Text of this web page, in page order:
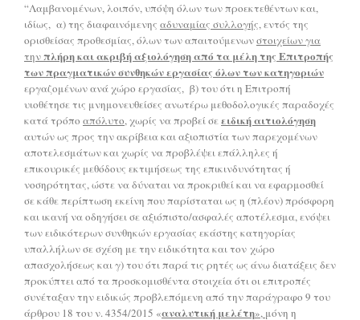
“Λαμβανομένων, λοιπόν, υπόψη όλων των προεκτεθέντων και,
ιδίως, α) της διαφαινόμενης αδυναμίας συλλογής, εντός της
ορισθείσας προθεσμίας, όλων των απαιτούμενωνστοιχείων για
τηνπλήρη και ακριβή αξιολόγηση από τα μέλη της Επιτροπής
των πραγματικών συνθηκών εργασίας όλων των κατηγοριών
εργαζομένων ανά χώρο εργασίας, β) του ότι η Επιτροπή
υιοθέτησε τις μνημονευθείσες ανωτέρω μεθοδολογικές παραδοχές
κατά τρόπο απόλυτο, χωρίς να προβεί σεειδική αιτιολόγηση
αυτών ως προς την ακρίβεια και αξιοπιστία των παρεχομένων
αποτελεσμάτων και χωρίς να προβλέψει επάλληλες ή
επικουρικές μεθόδους εκτιμήσεως της επικινδυνότητας ή
νοσηρότητας, ώστε να δύναται να προκριθεί και να εφαρμοσθεί
σε κάθε περίπτωση εκείνη που παρίσταται ως η (πλέον) πρόσφορη
και ικανή να οδηγήσει σε αξιόπιστο/ασφαλές αποτέλεσμα, ενόψει
των ειδικότερων συνθηκών εργασίας εκάστης κατηγορίας
υπαλλήλων σε σχέση με την ειδικότητα και τον χώρο
απασχολήσεως και γ) του ότι παρά τις ρητές ως άνω διατάξεις δεν
προκύπτει από τα προσκομισθέντα στοιχεία ότι οι επιτροπές
συνέταξαν την ειδικώς προβλεπόμενη από την παράγραφο 9 του
άρθρου 18 του ν. 4354/2015 «αναλυτική μελέτη», μόνη η